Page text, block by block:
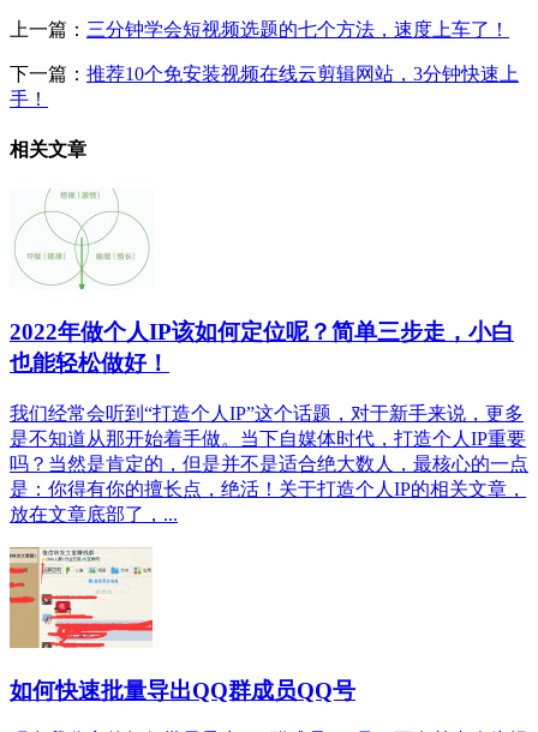
上一篇： 三分钟学会短视频选题的七个方法，速度上车了！
下一篇： 推荐10个免安装视频在线云剪辑网站，3分钟快速上
手！
相关文章
2022年做个人IP该如何定位呢？简单三步走，小白
也能轻松做好！
我们经常会听到“打造个人IP”这个话题，对于新手来说，更多
是不知道从那开始着手做。当下自媒体时代，打造个人IP重要
吗？当然是肯定的，但是并不是适合绝大数人，最核心的一点
是：你得有你的擅长点，绝活！关于打造个人IP的相关文章，
放在文章底部了，...
如何快速批量导出QQ群成员QQ号